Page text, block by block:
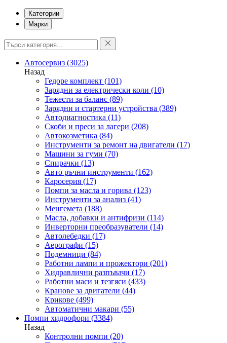
Категории
Марки
Автосервиз (3025)
Назад
Гедоре комплект (101)
Зарядни за електрически коли (10)
Тежести за баланс (89)
Зарядни и стартерни устройства (389)
Автодиагностика (11)
Скоби и преси за лагери (208)
Автокозметика (84)
Инструменти за ремонт на двигатели (17)
Машини за гуми (70)
Спирачки (13)
Авто ръчни инструменти (162)
Каросерия (17)
Помпи за масла и горива (123)
Инструменти за анализ (41)
Менгемета (188)
Масла, добавки и антифризи (114)
Инверторни преобразуватели (14)
Автолебедки (17)
Аерографи (15)
Подемници (84)
Работни лампи и прожектори (201)
Хидравлични разпъвачи (17)
Работни маси и тезгяси (433)
Кранове за двигатели (44)
Крикове (499)
Автоматични макари (55)
Помпи хидрофори (3384)
Назад
Контролни помпи (20)